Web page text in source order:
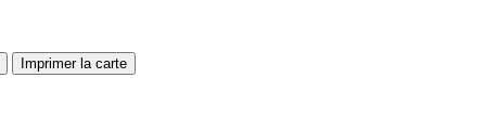
Imprimer la carte